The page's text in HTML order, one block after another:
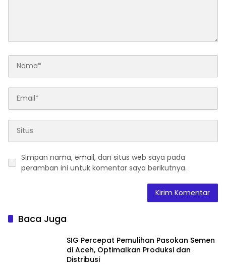
Simpan nama, email, dan situs web saya pada
peramban ini untuk komentar saya berikutnya.
Baca Juga
SIG Percepat Pemulihan Pasokan Semen
di Aceh, Optimalkan Produksi dan
Distribusi